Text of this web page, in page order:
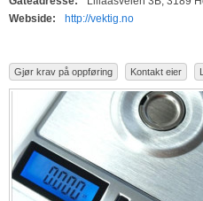
Webside:
http://vektig.no
Gjør krav på oppføring Kontakt eier